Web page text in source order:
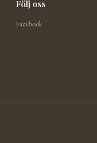
Följ oss
Facebook